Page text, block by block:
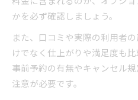
かを必ず確認しましょう。
また、口コミや実際の利用者
けでなく仕上がりや満足度も
事前予約の有無やキャンセル
注意が必要です。